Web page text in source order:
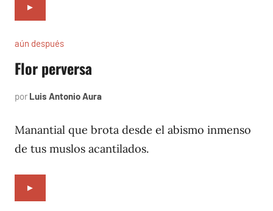
►
aún después
Flor perversa
por Luis Antonio Aura
2004
Manantial que brota desde el abismo inmenso
de tus muslos acantilados.
►